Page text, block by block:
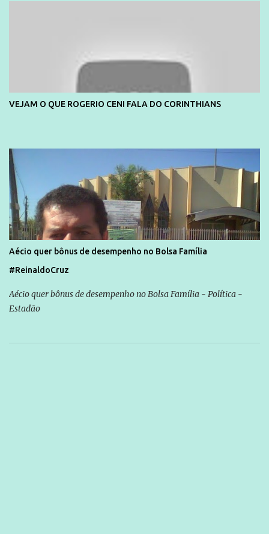
VEJAM O QUE ROGERIO CENI FALA DO CORINTHIANS
Aécio quer bônus de desempenho no Bolsa Família
#ReinaldoCruz
Aécio quer bônus de desempenho no Bolsa Família - Política -
Estadão